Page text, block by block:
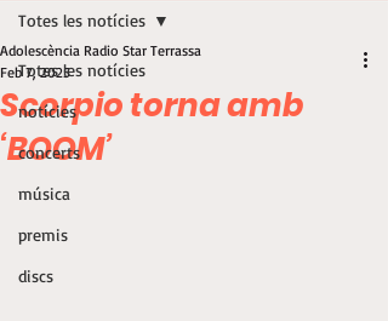
Totes les notícies
notícies
concerts
música
premis
discs
Totes les notícies
Scorpio torna amb
‘BOOM’
Adolescència Radio Star Terrassa
Feb 7, 2025